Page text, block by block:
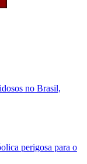
no Brasil,
perigosa para o